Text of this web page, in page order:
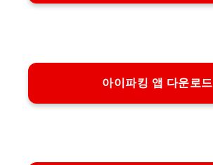
아이파킹 앱 다운로드